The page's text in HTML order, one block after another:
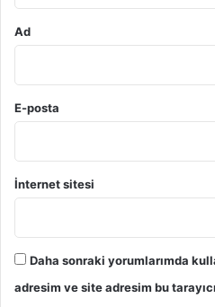
Ad
E-posta
İnternet sitesi
Daha sonraki yorumlarımda
adresim ve site adresim bu